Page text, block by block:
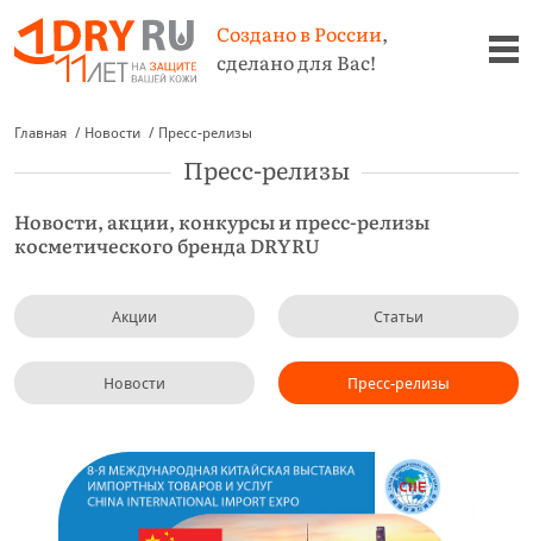
Создано в России,
сделано для Вас!
Главная Новости Пресс-релизы
Пресс-релизы
Новости, акции, конкурсы и пресс-релизы
косметического бренда DRYRU
Акции Статьи
Новости Пресс-релизы